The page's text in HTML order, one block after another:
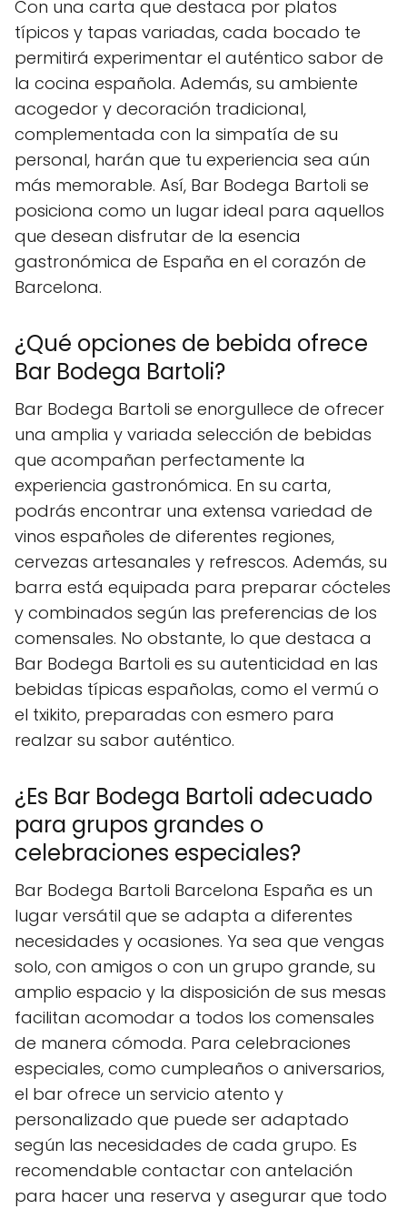
Con una carta que destaca por platos
típicos y tapas variadas, cada bocado te
permitirá experimentar el auténtico sabor de
la cocina española. Además, su ambiente
acogedor y decoración tradicional,
complementada con la simpatía de su
personal, harán que tu experiencia sea aún
más memorable. Así, Bar Bodega Bartoli se
posiciona como un lugar ideal para aquellos
que desean disfrutar de la esencia
gastronómica de España en el corazón de
Barcelona.
¿Qué opciones de bebida ofrece
Bar Bodega Bartoli?
Bar Bodega Bartoli se enorgullece de ofrecer
una amplia y variada selección de bebidas
que acompañan perfectamente la
experiencia gastronómica. En su carta,
podrás encontrar una extensa variedad de
vinos españoles de diferentes regiones,
cervezas artesanales y refrescos. Además, su
barra está equipada para preparar cócteles
y combinados según las preferencias de los
comensales. No obstante, lo que destaca a
Bar Bodega Bartoli es su autenticidad en las
bebidas típicas españolas, como el vermú o
el txikito, preparadas con esmero para
realzar su sabor auténtico.
¿Es Bar Bodega Bartoli adecuado
para grupos grandes o
celebraciones especiales?
Bar Bodega Bartoli Barcelona España es un
lugar versátil que se adapta a diferentes
necesidades y ocasiones. Ya sea que vengas
solo, con amigos o con un grupo grande, su
amplio espacio y la disposición de sus mesas
facilitan acomodar a todos los comensales
de manera cómoda. Para celebraciones
especiales, como cumpleaños o aniversarios,
el bar ofrece un servicio atento y
personalizado que puede ser adaptado
según las necesidades de cada grupo. Es
recomendable contactar con antelación
para hacer una reserva y asegurar que todo